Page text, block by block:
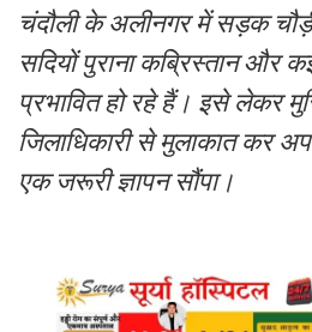
चंदौली के अलीनगर में सड़क
सदियों पुराना कब्रिस्तान और
प्रभावित हो रहे हैं। इसे लेकर
जिलाधिकारी से मुलाकात कर
एक जरूरी ज्ञापन सौंपा।